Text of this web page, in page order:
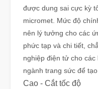
được dung sai cực kỳ
micromet. Mức độ
nên lý tưởng cho các
phức tạp và chi tiết,
nghiệp điện tử cho
ngành trang sức để
Cao - Cắt tốc độ